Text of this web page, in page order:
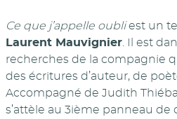
Ce que j’appelle oubliest un
Laurent Mauvignier . Il est
recherches de la compagnie
des écritures d’auteur, de
Accompagné de Judith
s’attèle au 3ième panneau de